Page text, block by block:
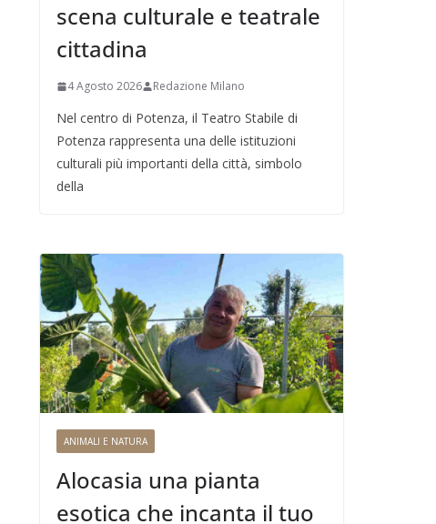
scena culturale e teatrale
cittadina
4 Agosto 2026 Redazione Milano
Nel centro di Potenza, il Teatro Stabile di
Potenza rappresenta una delle istituzioni
culturali più importanti della città, simbolo
della
ANIMALI E NATURA
Alocasia una pianta
esotica che incanta il tuo